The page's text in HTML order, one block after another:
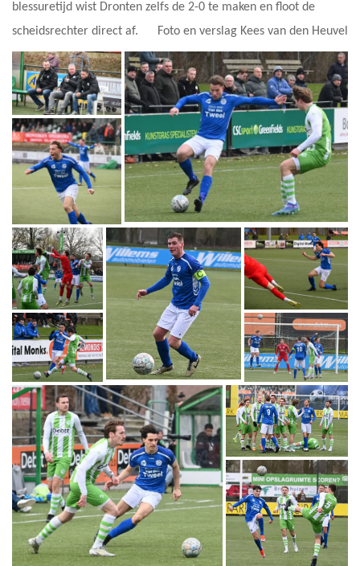
blessuretijd wist Dronten zelfs de 2-0 te maken en floot de
scheidsrechter direct af. Foto en verslag Kees van den Heuvel